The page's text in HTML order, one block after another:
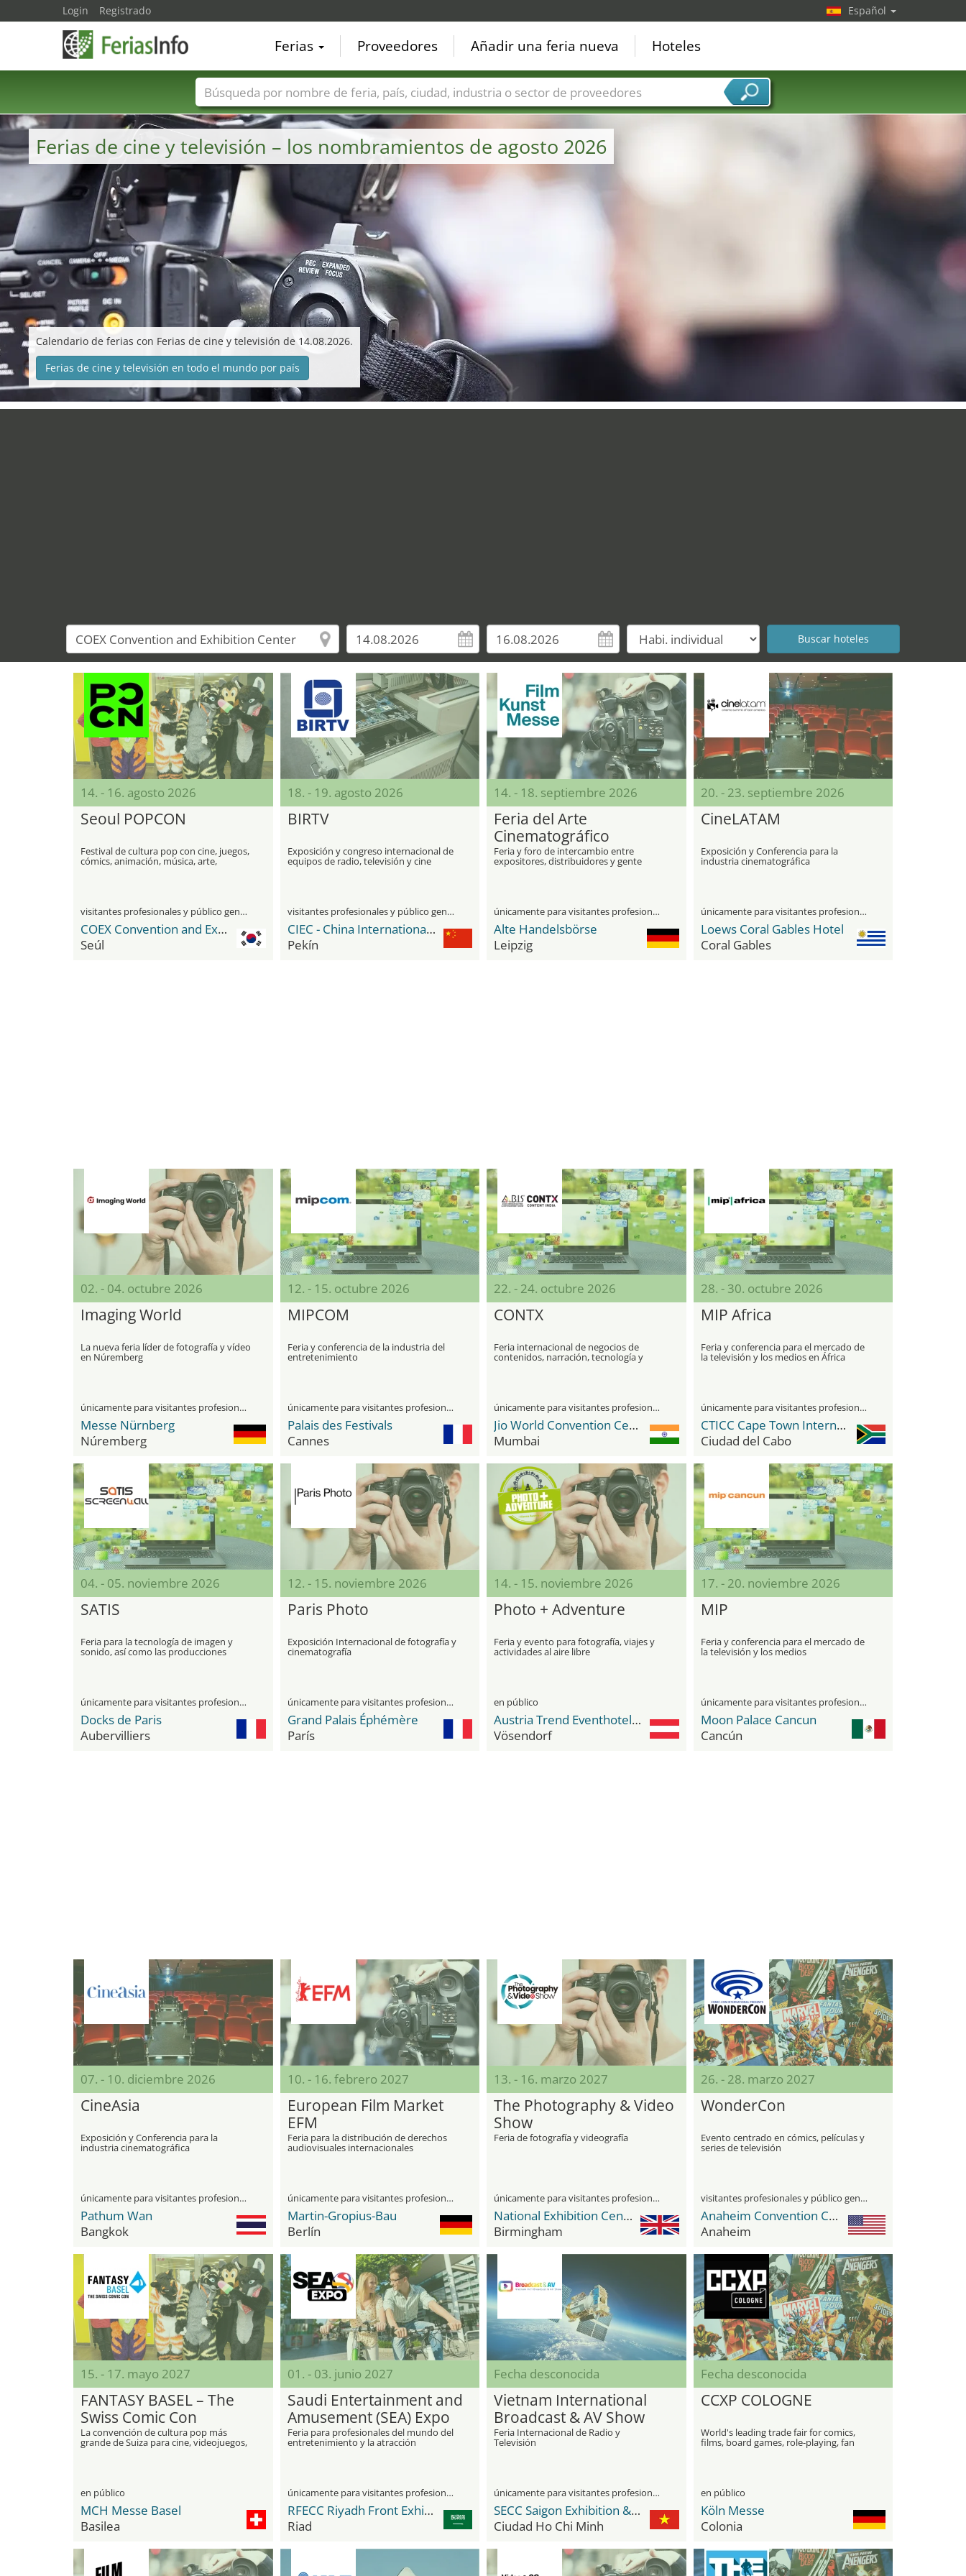
Ferias de cine y televisión – los nombramientos de agosto 2026
Calendario de ferias con Ferias de cine y televisión de 14.08.2026.
Ferias de cine y televisión en todo el mundo por país
14. - 16. agosto 2026
Seoul POPCON
Festival de cultura pop con cine, juegos,
cómics, animación, música, arte,
visitantes profesionales y público general
COEX Convention and Exhibition Center
Seúl
18. - 19. agosto 2026
BIRTV
Exposición y congreso internacional de
equipos de radio, televisión y cine
visitantes profesionales y público general
CIEC - China International Exhibition Center
Pekín
14. - 18. septiembre 2026
Feria del Arte
Cinematográfico
Feria y foro de intercambio entre
expositores, distribuidores y gente
especializada de la industria
únicamente para visitantes profesionales
Alte Handelsbörse
Leipzig
20. - 23. septiembre 2026
CineLATAM
Exposición y Conferencia para la
industria cinematográfica
únicamente para visitantes profesionales
Loews Coral Gables Hotel
Coral Gables
02. - 04. octubre 2026
Imaging World
La nueva feria líder de fotografía y vídeo
en Núremberg
únicamente para visitantes profesionales
Messe Nürnberg
Núremberg
12. - 15. octubre 2026
MIPCOM
Feria y conferencia de la industria del
entretenimiento
únicamente para visitantes profesionales
Palais des Festivals
Cannes
22. - 24. octubre 2026
CONTX
Feria internacional de negocios de
contenidos, narración, tecnología y
únicamente para visitantes profesionales
Jio World Convention Centre
Mumbai
28. - 30. octubre 2026
MIP Africa
Feria y conferencia para el mercado de
la televisión y los medios en África
únicamente para visitantes profesionales
CTICC Cape Town International Convention Center
Ciudad del Cabo
04. - 05. noviembre 2026
SATIS
Feria para la tecnología de imagen y
sonido, así como las producciones
únicamente para visitantes profesionales
Docks de Paris
Aubervilliers
12. - 15. noviembre 2026
Paris Photo
Exposición Internacional de fotografía y
cinematografía
únicamente para visitantes profesionales
Grand Palais Éphémère
París
14. - 15. noviembre 2026
Photo + Adventure
Feria y evento para fotografía, viajes y
actividades al aire libre
en público
Austria Trend Eventhotel Pyramide
Vösendorf
17. - 20. noviembre 2026
MIP
Feria y conferencia para el mercado de
la televisión y los medios
únicamente para visitantes profesionales
Moon Palace Cancun
Cancún
07. - 10. diciembre 2026
CineAsia
Exposición y Conferencia para la
industria cinematográfica
únicamente para visitantes profesionales
Pathum Wan
Bangkok
10. - 16. febrero 2027
European Film Market
EFM
Feria para la distribución de derechos
audiovisuales internacionales
únicamente para visitantes profesionales
Martin-Gropius-Bau
Berlín
13. - 16. marzo 2027
The Photography & Video
Show
Feria de fotografía y videografía
únicamente para visitantes profesionales
National Exhibition Center (NEC)
Birmingham
26. - 28. marzo 2027
WonderCon
Evento centrado en cómics, películas y
series de televisión
visitantes profesionales y público general
Anaheim Convention Center
Anaheim
15. - 17. mayo 2027
FANTASY BASEL – The
Swiss Comic Con
La convención de cultura pop más
grande de Suiza para cine, videojuegos,
cómics y cosplay
en público
MCH Messe Basel
Basilea
01. - 03. junio 2027
Saudi Entertainment and
Amusement (SEA) Expo
Feria para profesionales del mundo del
entretenimiento y la atracción
únicamente para visitantes profesionales
RFECC Riyadh Front Exhibition & Conference Center
Riad
Fecha desconocida
Vietnam International
Broadcast & AV Show
Feria Internacional de Radio y
Televisión
únicamente para visitantes profesionales
SECC Saigon Exhibition & Convention Center
Ciudad Ho Chi Minh
Fecha desconocida
CCXP COLOGNE
World's leading trade fair for comics,
films, board games, role-playing, fan
merchandise and cosplay
en público
Köln Messe
Colonia
Login Registrado Español
Ferias Proveedores Añadir una feria nueva Hoteles
Nombres de ferias Países Ciudades Sectores de ferias Sectores de proveedor de servicios